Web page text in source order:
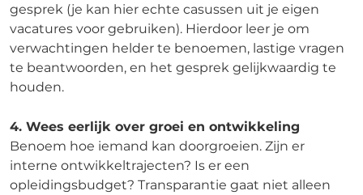
gesprek (je kan hier echte casussen uit je eigen
vacatures voor gebruiken). Hierdoor leer je om
verwachtingen helder te benoemen, lastige vragen
te beantwoorden, en het gesprek gelijkwaardig te
houden.
4. Wees eerlijk over groei en ontwikkeling
Benoem hoe iemand kan doorgroeien. Zijn er
interne ontwikkeltrajecten? Is er een
opleidingsbudget? Transparantie gaat niet alleen